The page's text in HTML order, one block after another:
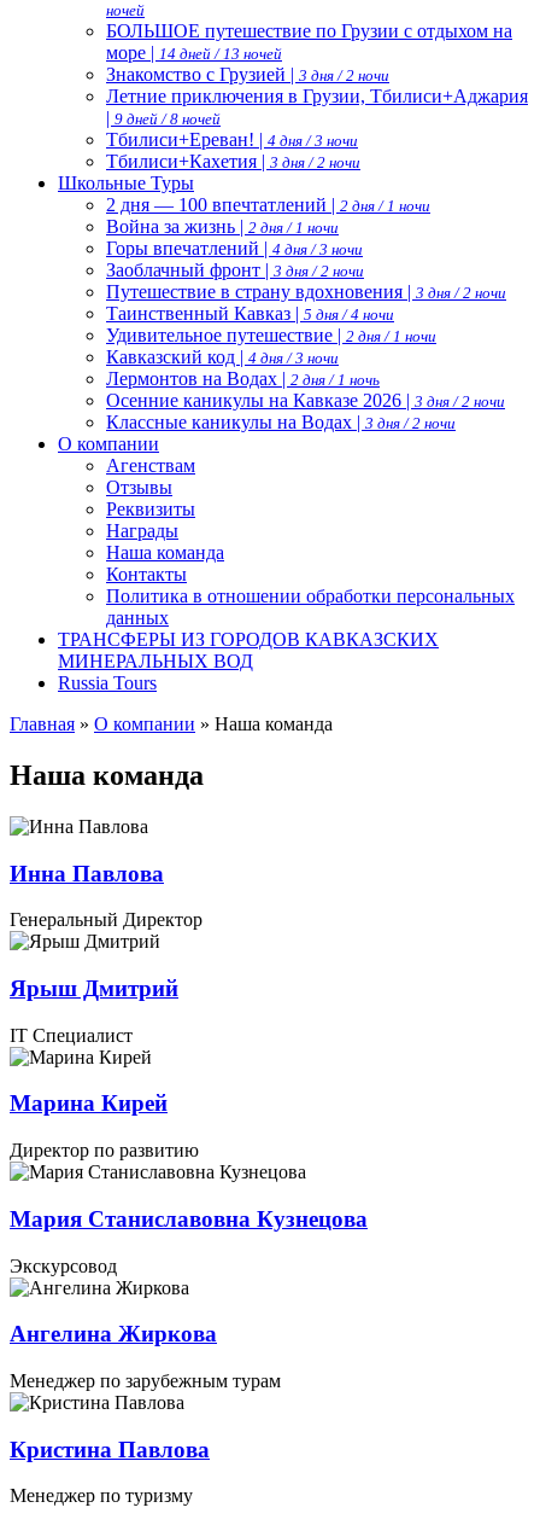
ночей
БОЛЬШОЕ путешествие по Грузии с отдыхом на
море | 14 дней / 13 ночей
Знакомство с Грузией | 3 дня / 2 ночи
Летние приключения в Грузии, Тбилиси+Аджария
| 9 дней / 8 ночей
Тбилиси+Ереван! | 4 дня / 3 ночи
Тбилиси+Кахетия | 3 дня / 2 ночи
Школьные Туры
2 дня — 100 впечтатлений | 2 дня / 1 ночи
Война за жизнь | 2 дня / 1 ночи
Горы впечатлений | 4 дня / 3 ночи
Заоблачный фронт | 3 дня / 2 ночи
Путешествие в страну вдохновения | 3 дня / 2 ночи
Таинственный Кавказ | 5 дня / 4 ночи
Удивительное путешествие | 2 дня / 1 ночи
Кавказский код | 4 дня / 3 ночи
Лермонтов на Водах | 2 дня / 1 ночь
Осенние каникулы на Кавказе 2026 | 3 дня / 2 ночи
Классные каникулы на Водах | 3 дня / 2 ночи
О компании
Агенствам
Отзывы
Реквизиты
Награды
Наша команда
Контакты
Политика в отношении обработки персональных
данных
ТРАНСФЕРЫ ИЗ ГОРОДОВ КАВКАЗСКИХ
МИНЕРАЛЬНЫХ ВОД
Russia Tours
Главная » О компании » Наша команда
Наша команда
Инна Павлова
Генеральный Директор
Ярыш Дмитрий
IT Специалист
Марина Кирей
Директор по развитию
Мария Станиславовна Кузнецова
Экскурсовод
Ангелина Жиркова
Менеджер по зарубежным турам
Кристина Павлова
Менеджер по туризму